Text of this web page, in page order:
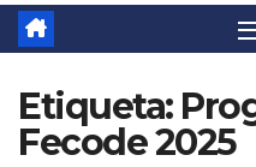
Etiqueta:
Fecode 2025